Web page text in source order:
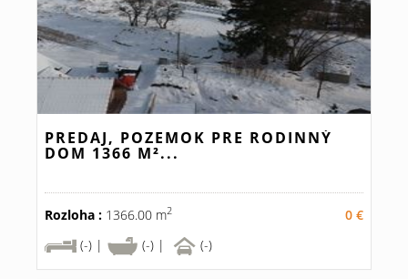
PREDAJ, POZEMOK PRE RODINNÝ
DOM 1366 M²...
Rozloha : 1366.00 m2
0 €
(-) |
(-) | (-)